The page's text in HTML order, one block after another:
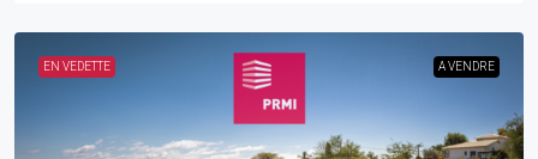
EN VEDETTE A VENDRE